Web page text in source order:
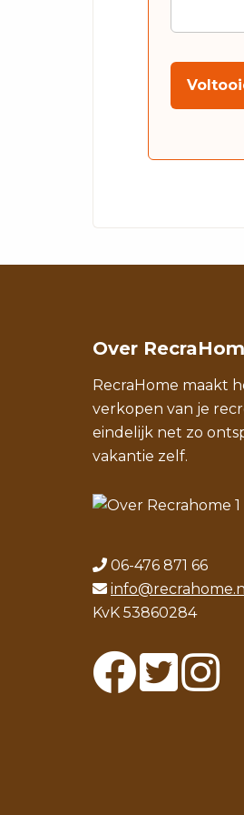
Over
RecraHome maakt
verkopen van je
eindelijk net zo
vakantie zelf.
06-476 871 66
info@recrahome.nl
KvK 53860284